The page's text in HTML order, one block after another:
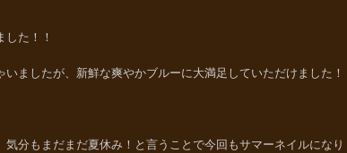
た！！
ましたが、新鮮な爽やかブルーに大満足していただけました！
分もまだまだ夏休み！と言うことで今回もサマーネイルになり